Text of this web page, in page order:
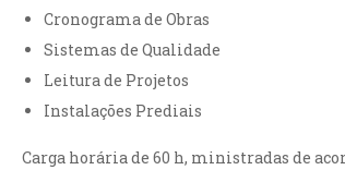
Cronograma de Obras
Sistemas de Qualidade
Leitura de Projetos
Instalações Prediais
Carga horária de 60 h, ministradas de